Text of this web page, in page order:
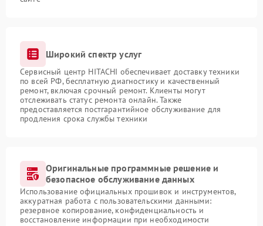
Широкий спектр услуг
Сервисный центр HITACHI обеспечивает доставку техники
по всей РФ, бесплатную диагностику и качественный
ремонт, включая срочный ремонт. Клиенты могут
отслеживать статус ремонта онлайн. Также
предоставляется постгарантийное обслуживание для
продления срока службы техники
Оригинальные программные решение и
безопасное обслуживание данных
Использование официальных прошивок и инструментов,
аккуратная работа с пользовательскими данными:
резервное копирование, конфиденциальность и
восстановление информации при необходимости